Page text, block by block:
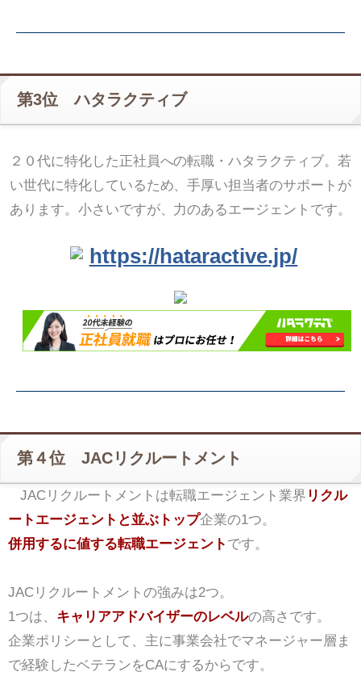
第3位 ハタラクティブ
２０代に特化した正社員への転職・ハタラクティブ。若
い世代に特化しているため、手厚い担当者のサポートが
あります。小さいですが、力のあるエージェントです。
https://hataractive.jp/
第４位 JACリクルートメント
JACリクルートメントは転職エージェント業界 リクル
ートエージェントと並ぶトップ企業の1つ。
併用するに値する転職エージェント です。
JACリクルートメントの強みは2つ。
1つは、 キャリアアドバイザーのレベルの高さです。
企業ポリシーとして、主に事業会社でマネージャー層ま
で経験したベテランをCAにするからです。